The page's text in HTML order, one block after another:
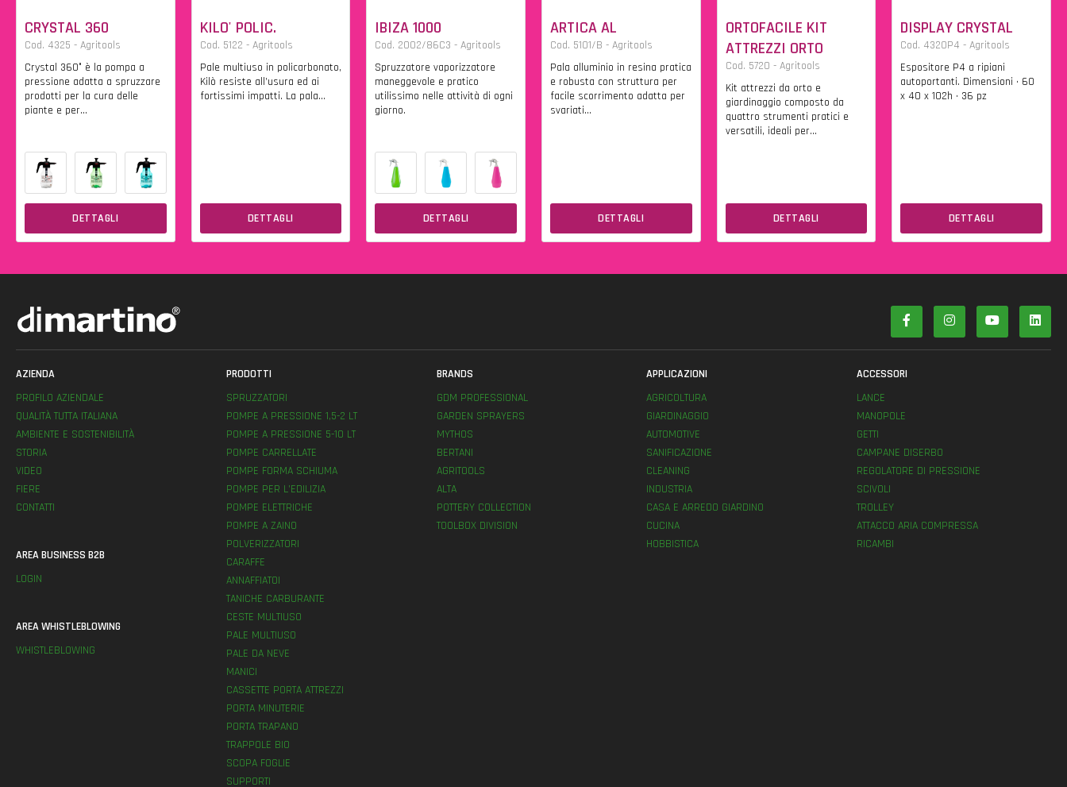
CRYSTAL 360
Cod. 4325 - Agritools
Crystal 360° è la pompa a
pressione adatta a spruzzare
prodotti per la cura delle
piante e per...
DETTAGLI
KILO' POLIC.
Cod. 5122 - Agritools
Pale multiuso in policarbonato,
Kilò resiste all’usura ed ai
fortissimi impatti. La pala...
DETTAGLI
IBIZA 1000
Cod. 2002/86C3 - Agritools
Spruzzatore vaporizzatore
maneggevole e pratico
utilissimo nelle attività di ogni
giorno.
DETTAGLI
ARTICA AL
Cod. 5101/B - Agritools
Pala alluminio in resina pratica
e robusta con struttura per
facile scorrimento adatta per
svariati...
DETTAGLI
ORTOFACILE KIT
ATTREZZI ORTO
Cod. 5720 - Agritools
Kit attrezzi da orto e
giardinaggio composto da
quattro strumenti pratici e
versatili, ideali per...
DETTAGLI
DISPLAY CRYSTAL
Cod. 4320P4 - Agritools
Espositore P4 a ripiani
autoportanti. Dimensioni • 60
x 40 x 102h • 36 pz
DETTAGLI
AZIENDA
PROFILO AZIENDALE
QUALITÀ TUTTA ITALIANA
AMBIENTE E SOSTENIBILITÀ
STORIA
VIDEO
FIERE
CONTATTI
AREA BUSINESS B2B
LOGIN
AREA WHISTLEBLOWING
WHISTLEBLOWING
PRODOTTI
SPRUZZATORI
POMPE A PRESSIONE 1,5-2 LT
POMPE A PRESSIONE 5-10 LT
POMPE CARRELLATE
POMPE FORMA SCHIUMA
POMPE PER L’EDILIZIA
POMPE ELETTRICHE
POMPE A ZAINO
POLVERIZZATORI
CARAFFE
ANNAFFIATOI
TANICHE CARBURANTE
CESTE MULTIUSO
PALE MULTIUSO
PALE DA NEVE
MANICI
CASSETTE PORTA ATTREZZI
PORTA MINUTERIE
PORTA TRAPANO
TRAPPOLE BIO
SCOPA FOGLIE
SUPPORTI
BRANDS
GDM PROFESSIONAL
GARDEN SPRAYERS
MYTHOS
BERTANI
AGRITOOLS
ALTA
POTTERY COLLECTION
TOOLBOX DIVISION
APPLICAZIONI
AGRICOLTURA
GIARDINAGGIO
AUTOMOTIVE
SANIFICAZIONE
CLEANING
INDUSTRIA
CASA E ARREDO GIARDINO
CUCINA
HOBBISTICA
ACCESSORI
LANCE
MANOPOLE
GETTI
CAMPANE DISERBO
REGOLATORE DI PRESSIONE
SCIVOLI
TROLLEY
ATTACCO ARIA COMPRESSA
RICAMBI